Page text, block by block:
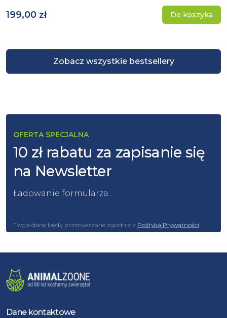
Zobacz wszystkie bestsellery
199,00 zł Do koszyka
OFERTA SPECJALNA
10 zł rabatu za zapisanie się
na Newsletter
Ładowanie formularza...
Twoje dane będą przetwarzane zgodnie z Polityką Prywatności
Dane kontaktowe